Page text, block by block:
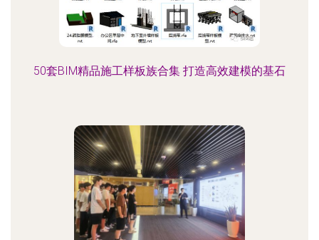
50套BIM精品施工样板族合集 打造高效建模的基石